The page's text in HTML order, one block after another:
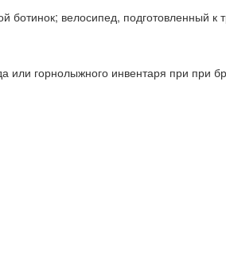
ботинок; велосипед, подготовленный к
или горнолыжного инвентаря при при